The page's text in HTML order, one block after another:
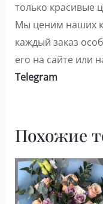
только красивые
Мы ценим наших
каждый заказ
его на сайте или
Telegram
Похожие